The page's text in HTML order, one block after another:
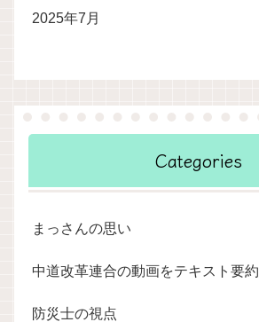
2025年7月
Categories
まっさんの思い
中道改革連合の動画をテキスト要約
防災士の視点